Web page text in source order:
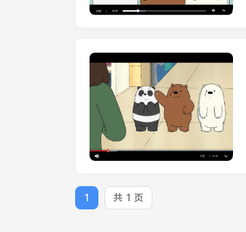
1 共 1 页